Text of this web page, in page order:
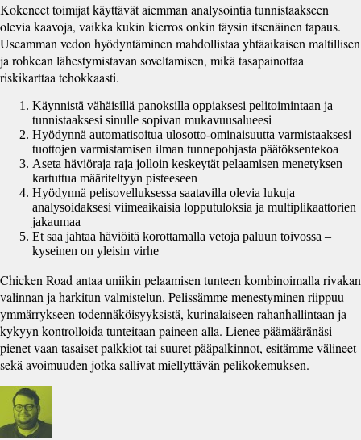
Kokeneet toimijat käyttävät aiemman analysointia tunnistaakseen
olevia kaavoja, vaikka kukin kierros onkin täysin itsenäinen tapaus.
Useamman vedon hyödyntäminen mahdollistaa yhtäaikaisen maltillisen
ja rohkean lähestymistavan soveltamisen, mikä tasapainottaa
riskikarttaa tehokkaasti.
Käynnistä vähäisillä panoksilla oppiaksesi pelitoimintaan ja
tunnistaaksesi sinulle sopivan mukavuusalueesi
Hyödynnä automatisoitua ulosotto-ominaisuutta varmistaaksesi
tuottojen varmistamisen ilman tunnepohjasta päätöksentekoa
Aseta häviöraja raja jolloin keskeytät pelaamisen menetyksen
kartuttua määriteltyyn pisteeseen
Hyödynnä pelisovelluksessa saatavilla olevia lukuja
analysoidaksesi viimeaikaisia lopputuloksia ja multiplikaattorien
jakaumaa
Et saa jahtaa häviöitä korottamalla vetoja paluun toivossa –
kyseinen on yleisin virhe
Chicken Road antaa uniikin pelaamisen tunteen kombinoimalla rivakan
valinnan ja harkitun valmistelun. Pelissämme menestyminen riippuu
ymmärrykseen todennäköisyyksistä, kurinalaiseen rahanhallintaan ja
kykyyn kontrolloida tunteitaan paineen alla. Lienee päämääränäsi
pienet vaan tasaiset palkkiot tai suuret pääpalkinnot, esitämme välineet
sekä avoimuuden jotka sallivat miellyttävän pelikokemuksen.